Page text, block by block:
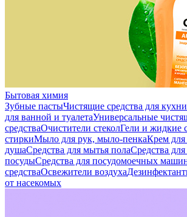
Бытовая химия
Зубные пастыЧистящие средства для кухни
для ванной и туалетаУниверсальные
средстваОчистители стеколГели и жидкие
стиркиМыло для рук, мыло-пенкаКрем для
душаСредства для мытья полаСредства
посудыСредства для посудомоечных
средстваОсвежители воздуха
от насекомых